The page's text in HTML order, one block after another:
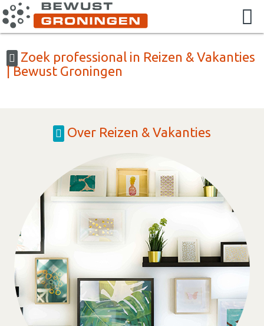
Zoek professional in Reizen & Vakanties
| Bewust Groningen
Over Reizen & Vakanties